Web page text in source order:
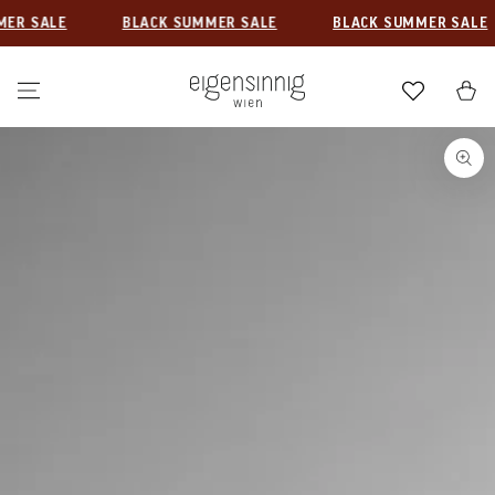
SPRINGEN
SALE BLACK SUMMER SALE BLACK SUMMER SALE